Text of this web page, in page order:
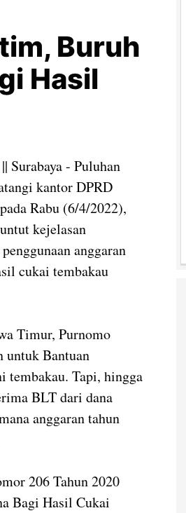
Buruh
Hasil
|| Surabaya - Puluhan
kantor DPRD
Rabu (6/4/2022),
kejelasan
anggaran
cukai tembakau
Timur, Purnomo
untuk Bantuan
tembakau. Tapi, hingga
BLT dari dana
anggaran tahun
206 Tahun 2020
Bagi Hasil Cukai